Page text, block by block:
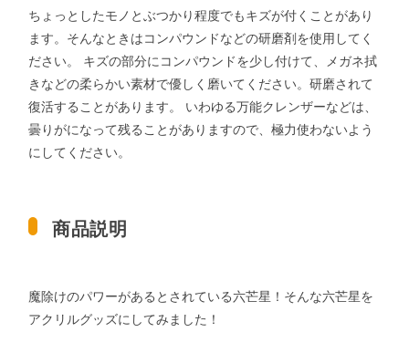
ちょっとしたモノとぶつかり程度でもキズが付くことがあり
ます。そんなときはコンパウンドなどの研磨剤を使用してく
ださい。 キズの部分にコンパウンドを少し付けて、メガネ拭
きなどの柔らかい素材で優しく磨いてください。研磨されて
復活することがあります。 いわゆる万能クレンザーなどは、
曇りがになって残ることがありますので、極力使わないよう
にしてください。
商品説明
魔除けのパワーがあるとされている六芒星！そんな六芒星を
アクリルグッズにしてみました！